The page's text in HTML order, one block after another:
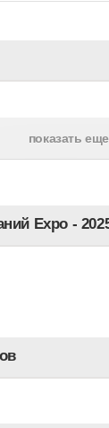
Центры
показать еще
Expo -